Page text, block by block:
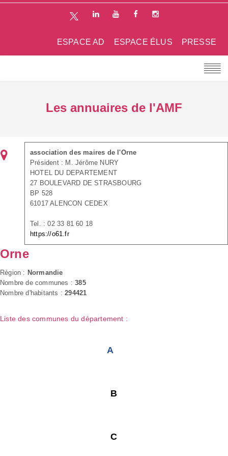
PRESSE
ESPACE ÉLUS
ESPACE AD
Les annuaires de l'AMF
association des maires de l'Orne
Président : M. Jérôme NURY
HOTEL DU DEPARTEMENT
27 BOULEVARD DE STRASBOURG
BP 528
61017 ALENCON CEDEX
Tel. : 02 33 81 60 18
https://o61.fr
Orne
Région : Normandie
Nombre de communes :385
Nombre d'habitants :294421
Liste des communes du département :
A
B
C